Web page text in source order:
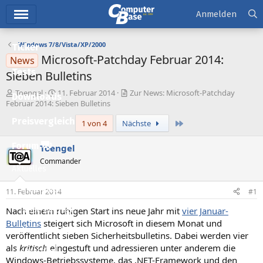
Ticker
Tests
Downloads
Forum
Aktuelles
Empfohlene Inhalte
Neue Beiträge
Neueste Aktivitäten
Leserartikel
Anmelden
Windows 7/8/Vista/XP/2000
News
Microsoft-Patchday Februar 2014:
Sieben Bulletins
E
r
l
l
e
r
Toengel
E
r
l
t
m
11. Februar 2014
Zur News: Microsoft-Patchday
Februar 2014: Sieben Bulletins
1 von 4
Nächste
Toengel
Commander
11. Februar 2014 #1
Nach einem ruhigen Start ins neue Jahr mit vier Januar-
Bulletins steigert sich Microsoft in diesem Monat und
veröffentlicht sieben Sicherheitsbulletins. Dabei werden vier
als kritisch eingestuft und adressieren unter anderem die
Windows-Betriebssysteme, das .NET-Framework und den